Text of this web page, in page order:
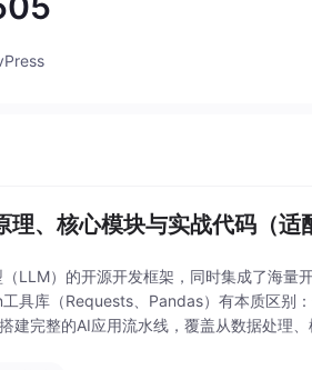
、核心模块与实战代码（适
LLM）的开源开发框架，同时集成了海量
具库（Requests、Pandas）有本质区别
建完整的AI应用流水线，覆盖从数据处理